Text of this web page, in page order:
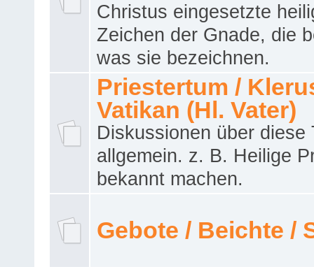
Christus eingesetzte
Zeichen der Gnade, die
was sie bezeichnen.
Priestertum /
Vatikan (Hl. Vater)
Diskussionen über diese
allgemein. z. B. Heilige
bekannt machen.
Gebote / Beichte /